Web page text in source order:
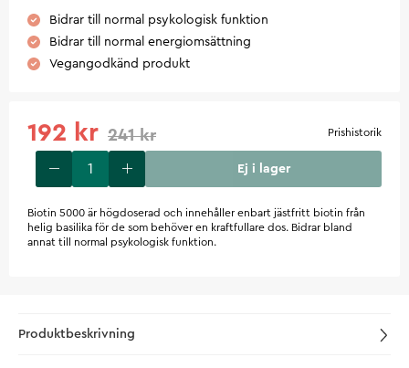
Bidrar till normal psykologisk funktion
Bidrar till normal energiomsättning
Vegangodkänd produkt
192 kr 241 kr Prishistorik
Ej i lager
Biotin 5000 är högdoserad och innehåller enbart jästfritt biotin från
helig basilika för de som behöver en kraftfullare dos. Bidrar bland
annat till normal psykologisk funktion.
Produktbeskrivning